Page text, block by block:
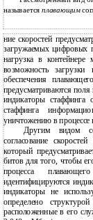
называетсяплавающим
ние скоростей
загружаемых цифровых
нагрузка в контейнере
возможность
обеспечения
предусматриваются
индикаторы стаффинга
стаффинга
уничтожению в процессе
Другим видом
согласование
который
битов для того, чтобы
процесса
идентифицируются
индикаторы не
определено
расположенные в его